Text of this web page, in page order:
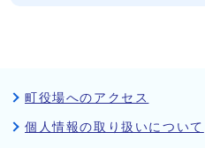
町役場へのアクセス
個人情報の取り扱いについて